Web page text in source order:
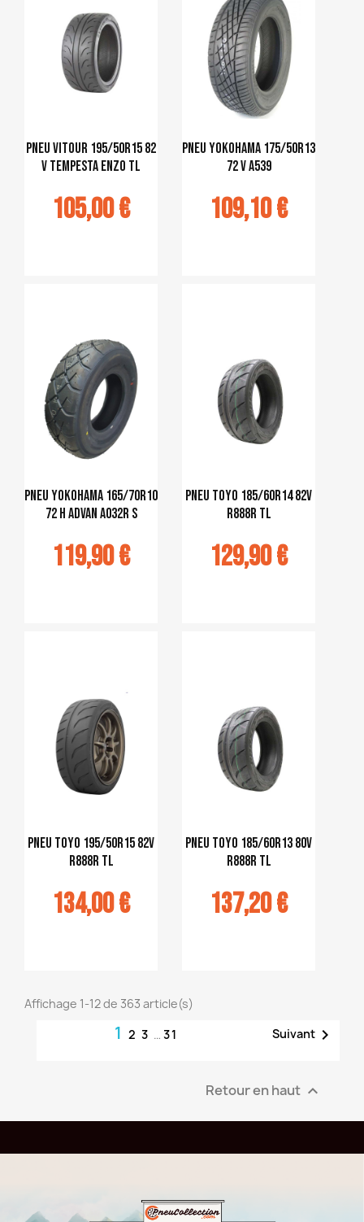
pneu VITOUR 195/50R15 82
V Tempesta Enzo TL
105,00 €
pneu Yokohama 175/50R13
72 V A539
109,10 €
pneu Yokohama 165/70R10
72 H ADVAN A032R S
119,90 €
pneu Toyo 185/60R14 82V
R888R TL
129,90 €
pneu Toyo 195/50R15 82V
R888R TL
134,00 €
panier
pneu Toyo 185/60R13 80V
R888R TL
137,20 €
panier
Affichage 1-12 de 363 article(s)
1 2 3 … 31 Suivant 
Retour en haut 